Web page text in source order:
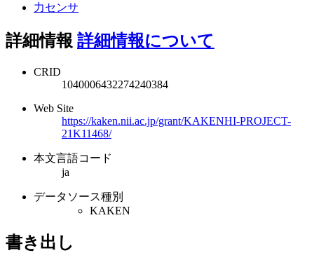
力センサ
詳細情報 詳細情報について
CRID
1040006432274240384
Web Site
https://kaken.nii.ac.jp/grant/KAKENHI-PROJECT-
21K11468/
本文言語コード
ja
データソース種別
KAKEN
書き出し